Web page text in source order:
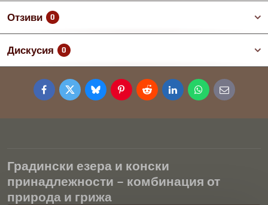
Отзиви 0
Дискусия 0
FacebookTwitterBlueskyPinterestRedditLinkedInWhatsApp
E-
mail
Градински езера и конски
принадлежности – комбинация от
природа и грижа